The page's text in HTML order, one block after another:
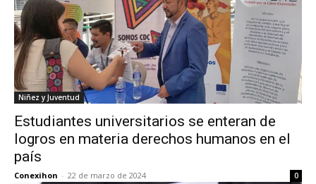
Niñez y Juventud
Estudiantes universitarios se enteran de
logros en materia derechos humanos en el
país
Conexihon - 22 de marzo de 2024 0